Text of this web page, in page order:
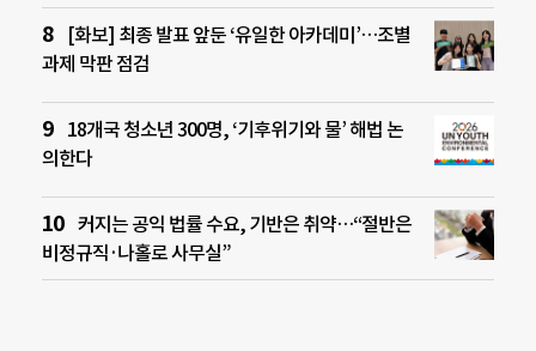
[화보] 최종 발표 앞둔 ‘유일한 아카데미’…조별
과제 막판 점검
18개국 청소년 300명, ‘기후위기와 물’ 해법 논
의한다
커지는 공익 법률 수요, 기반은 취약…“절반은
비정규직·나홀로 사무실”